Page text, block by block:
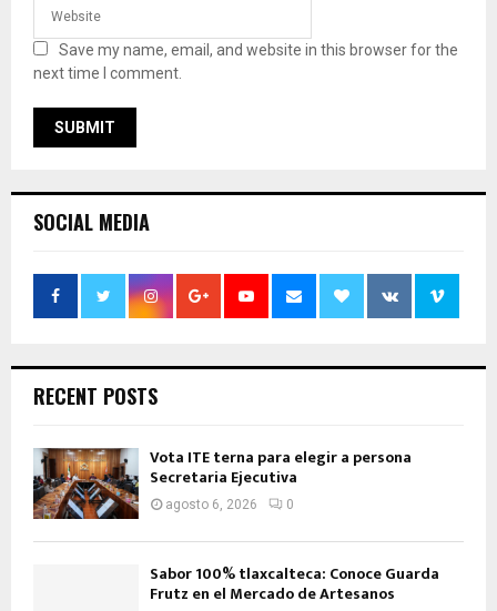
Save my name, email, and website in this browser for the
next time I comment.
SOCIAL MEDIA
RECENT POSTS
Vota ITE terna para elegir a persona
Secretaria Ejecutiva
agosto 6, 2026 0
Sabor 100% tlaxcalteca: Conoce Guarda
Frutz en el Mercado de Artesanos